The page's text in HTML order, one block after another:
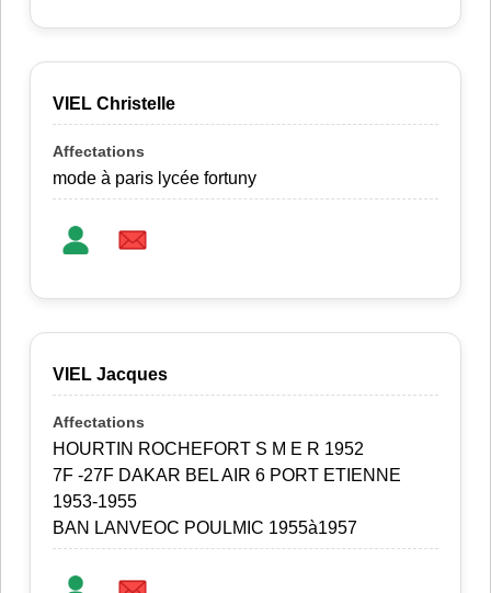
VIEL Christelle
mode à paris lycée fortuny
VIEL Jacques
HOURTIN ROCHEFORT S M E R 1952
7F -27F DAKAR BEL AIR 6 PORT ETIENNE
1953-1955
BAN LANVEOC POULMIC 1955à1957